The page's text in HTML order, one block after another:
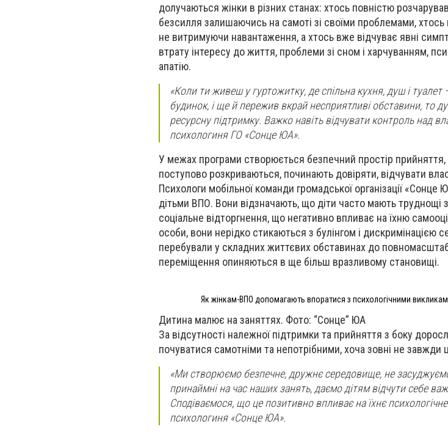
долучаються жінки в різних станах: хтось повністю
безсилля залишаючись на самоті зі своїми проблемами, хтось
не витримуючи навантаження, а хтось вже відчуває явні
втрату інтересу до життя, проблеми зі сном і харчуванням,
апатію.
«Коли ти живеш у гуртожитку, де спільна кухня, душ і
будинок, і ще й пережив вкрай несприятливі обставини, то
ресурсну підтримку. Важко навіть відчувати контроль над
психологиня ГО «Сонце ЮА».
У межах програми створюється безпечний простір прийняття,
поступово розкриваються, починають довіряти, відчувати
Психологи мобільної команди громадської організації «Сонце
дітьми ВПО. Вони відзначають, що діти часто мають
соціальне відторгнення, що негативно впливає на їхню
особи, вони нерідко стикаються з булінгом і дискримінацією
перебували у складних життєвих обставинах до
переміщення опиняються в ще більш вразливому становищі.
Як жінкам-ВПО допомагають впоратися з психологічними
Дитина малює на заняттях. Фото: “Сонце” ЮА
За відсутності належної підтримки та прийняття з боку
почуватися самотніми та непотрібними, хоча зовні не
«Ми створюємо безпечне, дружнє середовище, не
принаймні на час наших занять, даємо дітям відчути себе
Сподіваємося, що це позитивно впливає на їхнє
психологиня «Сонце ЮА».